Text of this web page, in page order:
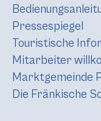
Pressespiegel
Touristische
Mitarbeiter
Marktgemeinde
Die Fränkische